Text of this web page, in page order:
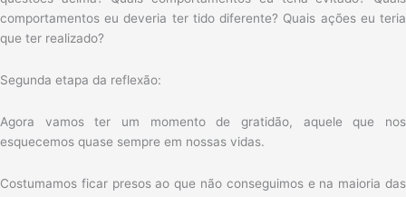
comportamentos eu deveria ter tido diferente? Quais ações eu teria
que ter realizado?
Segunda etapa da reflexão:
Agora vamos ter um momento de gratidão, aquele que nos
esquecemos quase sempre em nossas vidas.
Costumamos ficar presos ao que não conseguimos e na maioria das